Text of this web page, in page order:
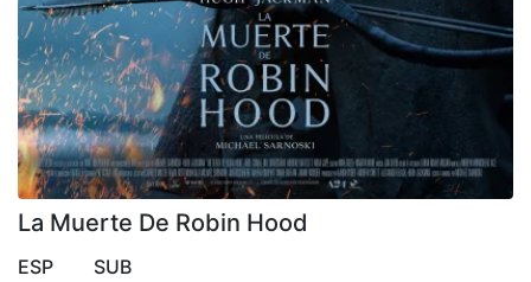
La Muerte De Robin Hood
ESP
SUB